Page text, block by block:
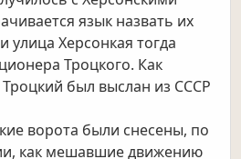
язык назвать их
улица Херсонкая тогда
Троцкого. Как
был выслан из СССР
ворота были снесены, по
как мешавшие движению